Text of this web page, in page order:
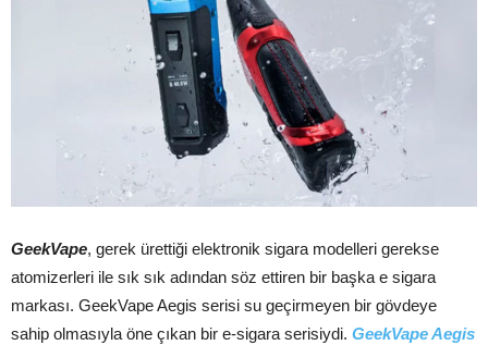
GeekVape, gerek ürettiği elektronik sigara modelleri gerekse
atomizerleri ile sık sık adından söz ettiren bir başka e sigara
markası. GeekVape Aegis serisi su geçirmeyen bir gövdeye
sahip olmasıyla öne çıkan bir e-sigara serisiydi. GeekVape Aegis